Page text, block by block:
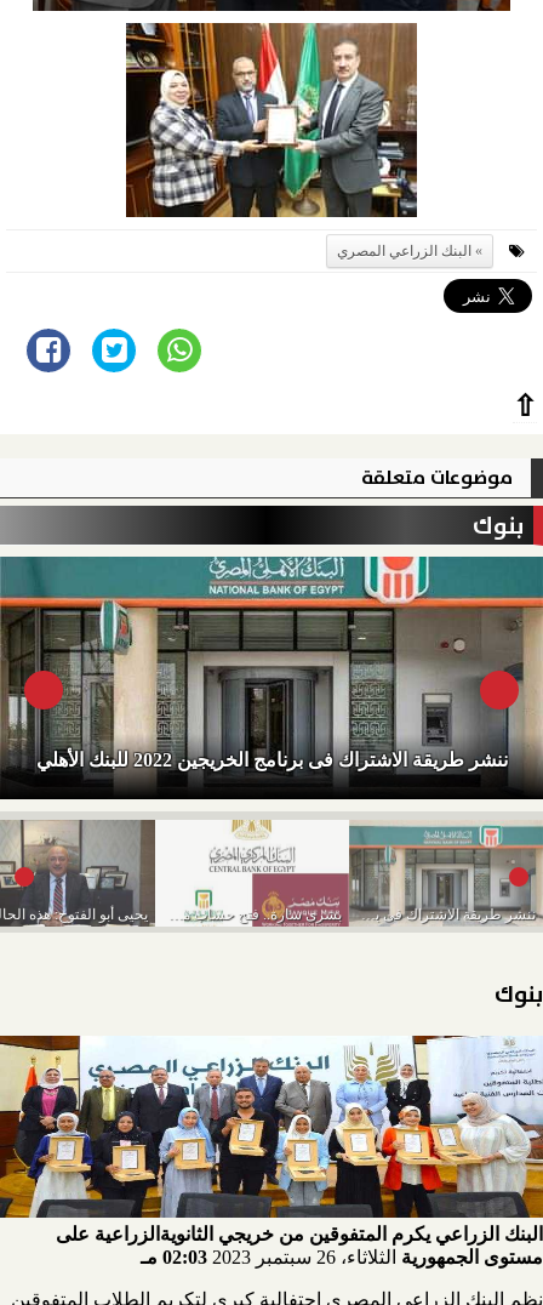
البنك الزراعي المصري
⇧
موضوعات متعلقة
بنوك
ننشر طريقة الاشتراك فى برنامج الخريجين 2022 للبنك الأهلي
ننشر طريقة الاشتراك فى برنامج الخريجين 2022 للبنك...
بنوك
البنك الزراعي يكرم المتفوقين من خريجي الثانويةالزراعية على
مستوى الجمهورية الثلاثاء، 26 سبتمبر 2023 02:03 مـ
نظم البنك الزراعي المصري احتفالية كبرى لتكريم الطلاب المتفوقين